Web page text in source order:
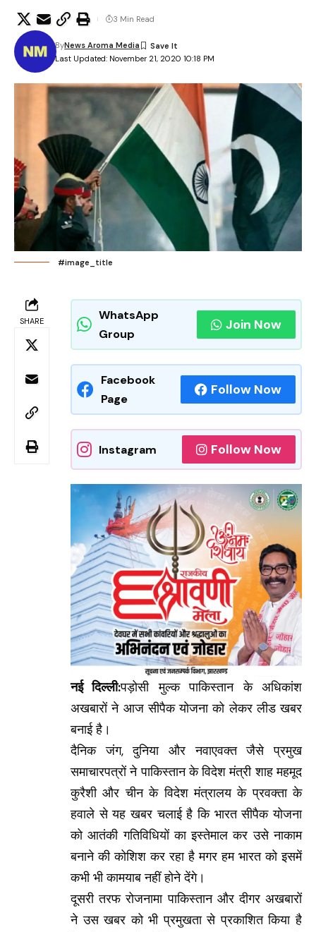
Last Updated: November 21, 2020 10:18 PM
ByNews Aroma Media
3 Min Read
#image_title
SHARE
WhatsApp
Group
Join Now
Facebook
Page
Follow Now
Instagram Follow Now
नई दिल्ली:पड़ोसी मुल्क पाकिस्तान के अधिकांश
अखबारों ने आज सीपैक योजना को लेकर लीड खबर
बनाई है।
दैनिक जंग, दुनिया और नवाएवक्त जैसे प्रमुख
समाचारपत्रों ने पाकिस्तान के विदेश मंत्री शाह महमूद
कुरैशी और चीन के विदेश मंत्रालय के प्रवक्ता के
हवाले से यह खबर चलाई है कि भारत सीपैक योजना
को आतंकी गतिविधियों का इस्तेमाल कर उसे नाकाम
बनाने की कोशिश कर रहा है मगर हम भारत को इसमें
कभी भी कामयाब नहीं होने देंगे।
दूसरी तरफ रोजनामा पाकिस्तान और दीगर अखबारों
ने उस खबर को भी प्रमुखता से प्रकाशित किया है